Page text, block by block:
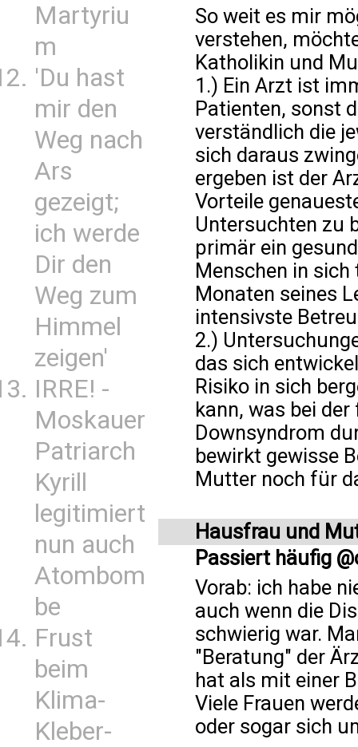
Martyriu
m
'Du hast
mir den
Weg nach
Ars
gezeigt;
ich werde
Dir den
Weg zum
Himmel
zeigen'
IRRE! -
Moskauer
Patriarch
Kyrill
legitimiert
nun auch
Atombom
be
Frust
beim
Klima-
Kleber-
So weit es mir
verstehen,
Katholikin und
1.) Ein Arzt ist
Patienten, sonst
verständlich die
sich daraus
ergeben ist der
Vorteile
Untersuchten zu
primär ein
Menschen in
Monaten seines
intensivste
2.)
das sich
Risiko in sich
kann, was bei
Downsyndrom
bewirkt gewisse
Mutter noch für
Hausfrau und
Passiert häufig
Vorab: ich habe
auch wenn die
schwierig war.
"Beratung" der
hat als mit einer
Viele Frauen
oder sogar sich